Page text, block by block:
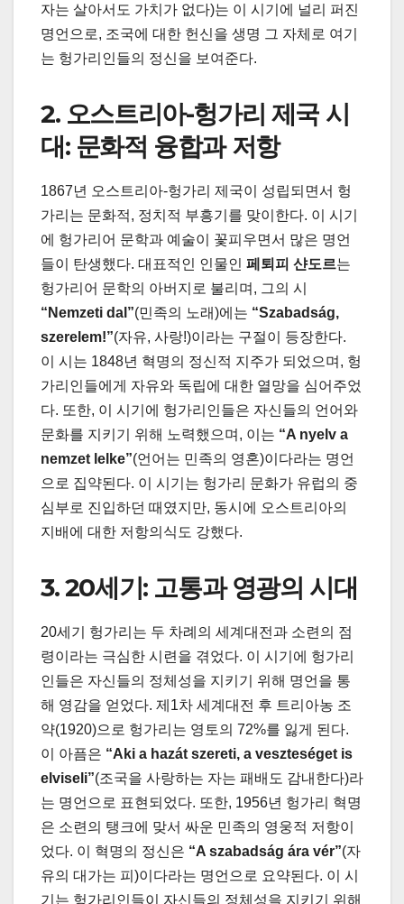
자는 살아서도 가치가 없다)는 이 시기에 널리 퍼진
명언으로, 조국에 대한 헌신을 생명 그 자체로 여기
는 헝가리인들의 정신을 보여준다.
2. 오스트리아-헝가리 제국 시
대: 문화적 융합과 저항
1867년 오스트리아-헝가리 제국이 성립되면서 헝
가리는 문화적, 정치적 부흥기를 맞이한다. 이 시기
에 헝가리어 문학과 예술이 꽃피우면서 많은 명언
들이 탄생했다. 대표적인 인물인 페퇴피 샨도르는
헝가리어 문학의 아버지로 불리며, 그의 시
“Nemzeti dal”(민족의 노래)에는 “Szabadság,
szerelem!”(자유, 사랑!)이라는 구절이 등장한다.
이 시는 1848년 혁명의 정신적 지주가 되었으며, 헝
가리인들에게 자유와 독립에 대한 열망을 심어주었
다. 또한, 이 시기에 헝가리인들은 자신들의 언어와
문화를 지키기 위해 노력했으며, 이는 “A nyelv a
nemzet lelke”(언어는 민족의 영혼)이다라는 명언
으로 집약된다. 이 시기는 헝가리 문화가 유럽의 중
심부로 진입하던 때였지만, 동시에 오스트리아의
지배에 대한 저항의식도 강했다.
3. 20세기: 고통과 영광의 시대
20세기 헝가리는 두 차례의 세계대전과 소련의 점
령이라는 극심한 시련을 겪었다. 이 시기에 헝가리
인들은 자신들의 정체성을 지키기 위해 명언을 통
해 영감을 얻었다. 제1차 세계대전 후 트리아농 조
약(1920)으로 헝가리는 영토의 72%를 잃게 된다.
이 아픔은 “Aki a hazát szereti, a veszteséget is
elviseli”(조국을 사랑하는 자는 패배도 감내한다)라
는 명언으로 표현되었다. 또한, 1956년 헝가리 혁명
은 소련의 탱크에 맞서 싸운 민족의 영웅적 저항이
었다. 이 혁명의 정신은 “A szabadság ára vér”(자
유의 대가는 피)이다라는 명언으로 요약된다. 이 시
기는 헝가리인들이 자신들의 정체성을 지키기 위해